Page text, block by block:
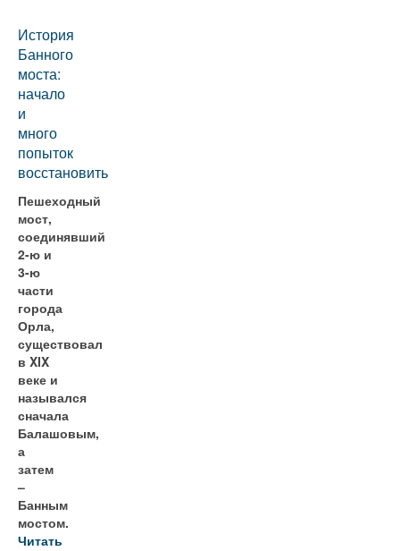
История
Банного
моста:
начало
и
много
попыток
восстановить
Пешеходный
мост,
соединявший
2-ю и
3-ю
части
города
Орла,
существовал
в XIX
веке и
назывался
сначала
Балашовым,
а
затем
–
Банным
мостом.
Читать